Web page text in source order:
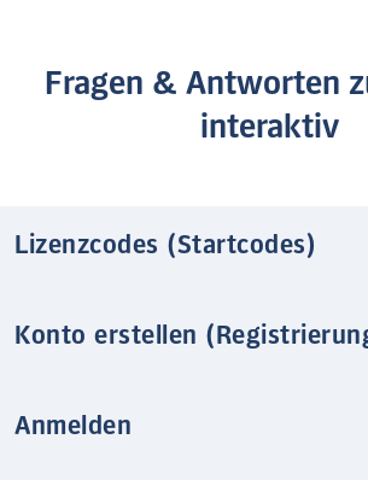
Fragen & Antworten
interaktiv
Lizenzcodes (Startcodes)
Konto erstellen
Anmelden